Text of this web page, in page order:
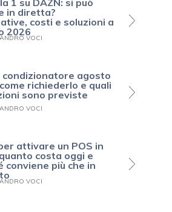
1 su DAZN: si può
in diretta?
costi e soluzioni a
2026
VOCI
condizionatore agosto
richiederlo e quali
sono previste
VOCI
attivare un POS in
costa oggi e
conviene più che in
VOCI